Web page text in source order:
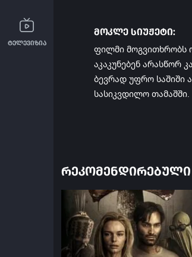
ტელევიზია
მოკლე სიუჟეტი:
ფილმი მოგვითხრობს
აკაკუნებენ არასწორ
ბევრად უფრო საშიში
სასიკვდილო თამაშში.
ᲠᲔᲙᲝᲛᲔᲜᲓᲘᲠᲔᲑᲣᲚᲘ